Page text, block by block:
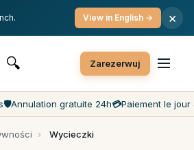
Płatność w dniu wizyty
Obsługa klienta 7 dni w tygodniu
🔍 Zarezerwuj
🛡️Annulation gratuite 24h💳Paiement le jour
› Wycieczki
View in English → ×